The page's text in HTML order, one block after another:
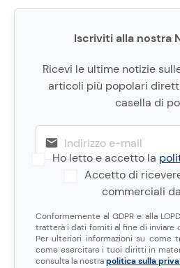
Iscriviti alla nostra
Ricevi le ultime notizie
articoli più popolari
casella di
Ho letto e accetto la
Accetto di
commerciali
Conformemente al GDPR e alla
tratterà i dati forniti al fine di inviare
Per ulteriori informazioni su
come esercitare i tuoi diritti in
consulta la nostrapolitica sulla